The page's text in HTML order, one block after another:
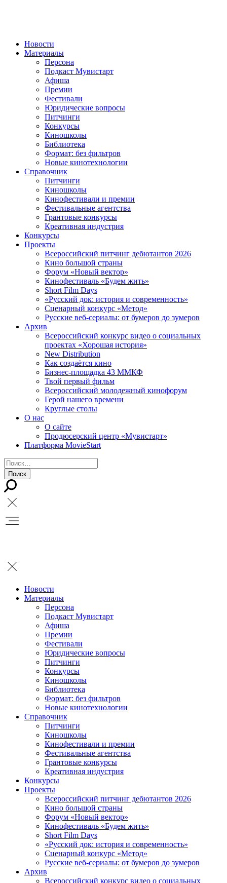
Новости
Материалы
Персона
Подкаст Мувистарт
Афиша
Премии
Фестивали
Юридические вопросы
Питчинги
Конкурсы
Киношколы
Библиотека
Формат: без фильтров
Новые кинотехнологии
Справочник
Питчинги
Киношколы
Кинофестивали и премии
Фестивальные агентства
Грантовые конкурсы
Креативная индустрия
Конкурсы
Проекты
Всероссийский питчинг дебютантов 2026
Кино большой страны
Форум «Новый вектор»
Кинофестиваль «Будем жить»
Short Film Days
«Русский док: история и современность»
Сценарный конкурс «Метод»
Русские веб-сериалы: от бумеров до зумеров
Архив
Всероссийский конкурс видео о социальных
проектах «Хорошая история»
New Distribution
Как создаётся кино
Бизнес-площадка 43 ММКФ
Твой первый фильм
Всероссийский молодежный кинофорум
Герой нашего времени
Круглые столы
О нас
О сайте
Продюсерский центр «Мувистарт»
Платформа MovieStart
Новости
Материалы
Персона
Подкаст Мувистарт
Афиша
Премии
Фестивали
Юридические вопросы
Питчинги
Конкурсы
Киношколы
Библиотека
Формат: без фильтров
Новые кинотехнологии
Справочник
Питчинги
Киношколы
Кинофестивали и премии
Фестивальные агентства
Грантовые конкурсы
Креативная индустрия
Конкурсы
Проекты
Всероссийский питчинг дебютантов 2026
Кино большой страны
Форум «Новый вектор»
Кинофестиваль «Будем жить»
Short Film Days
«Русский док: история и современность»
Сценарный конкурс «Метод»
Русские веб-сериалы: от бумеров до зумеров
Архив
Всероссийский конкурс видео о социальных